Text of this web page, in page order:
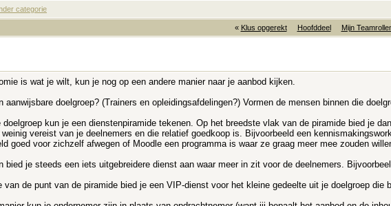
categorie
« Klus opgerekt Hoofddeel Mijn
is wat je wilt, kun je nog op een andere manier naar je aanbod kijken.
aanwijsbare doelgroep? (Trainers en opleidingsafdelingen?) Vormen de mensen binnen die
doelgroep kun je een dienstenpiramide tekenen. Op het breedste vlak van de piramide bied je
vereist van je deelnemers en die relatief goedkoop is. Bijvoorbeeld een
goed voor zichzelf afwegen of Moodle een programma is waar ze graag meer mee zouden
bied je steeds een iets uitgebreidere dienst aan waar meer in zit voor de deelnemers.
van de punt van de piramide bied je een VIP-dienst voor het kleine gedeelte uit je doelgroep die